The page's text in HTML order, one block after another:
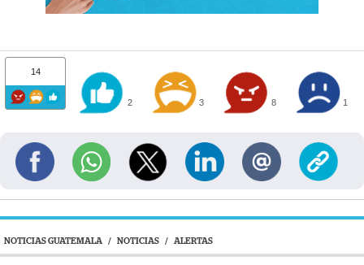
14
2 3 8 1
NOTICIAS GUATEMALA / NOTICIAS / ALERTAS